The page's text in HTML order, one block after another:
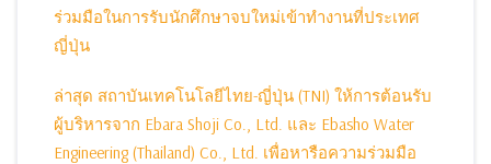
ร่วมมือในการรับนักศึกษาจบใหม่เข้าทำงานที่ประเทศ
ญี่ปุ่น
ล่าสุด สถาบันเทคโนโลยีไทย-ญี่ปุ่น (TNI) ให้การต้อนรับ
ผู้บริหารจาก Ebara Shoji Co., Ltd. และ Ebasho Water
Engineering (Thailand) Co., Ltd. เพื่อหารือความร่วมมือ